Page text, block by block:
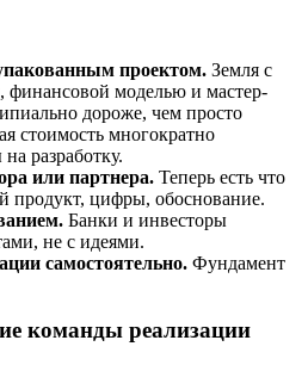
проектом. Земля с
финансовой моделью и мастер-
дороже, чем просто
стоимость многократно
разработку.
или партнера. Теперь есть что
продукт, цифры, обоснование.
Банки и инвесторы
не с идеями.
самостоятельно. Фундамент
команды реализации